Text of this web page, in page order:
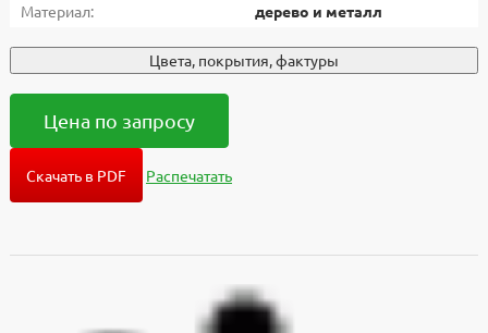
Материал:
дерево и металл
Цвета, покрытия, фактуры
Цена по запросу
Скачать в PDF Распечатать